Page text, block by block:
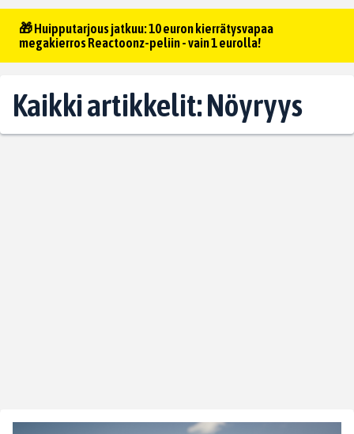
🎁 Huipputarjous jatkuu: 10 euron kierrätysvapaa
megakierros Reactoonz-peliin - vain 1 eurolla!
Kaikki artikkelit: Nöyryys